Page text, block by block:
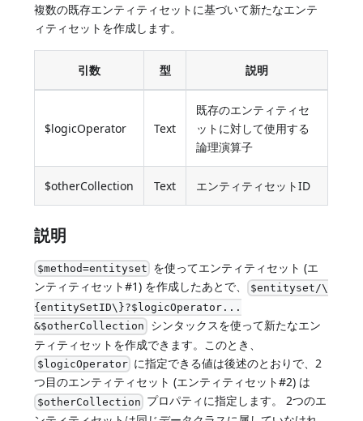
複数の既存エンティティセットに基づいて新たなエンテ
ィティセットを作成します。
引数 型 説明
$logicOperator Text
既存のエンティティセ
ットに対して使用する
論理演算子
$otherCollection Text エンティティセットID
説明
$method=entityset を使ってエンティティセット (エ
ンティティセット#1) を作成したあとで、 $entityset/\
{entitySetID\}?$logicOperator...
&$otherCollection シンタックスを使って新たなエン
ティティセットを作成できます。このとき、
$logicOperator に指定できる値は後述のとおりで、2
つ目のエンティティセット (エンティティセット#2) は
$otherCollection プロパティに指定します。 2つのエ